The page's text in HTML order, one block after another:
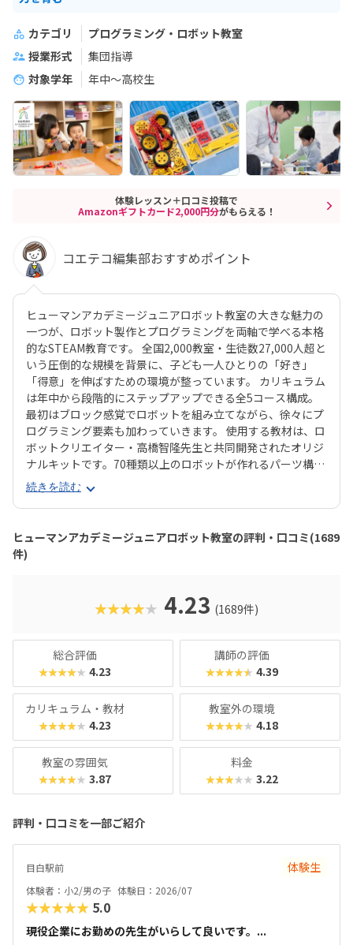
カテゴリ
プログラミング・ロボット教室
授業形式
集団指導
対象学年
年中～高校生
体験レッスン＋口コミ投稿で
Amazonギフトカード2,000円分がもらえる！
コエテコ編集部おすすめポイント
ヒューマンアカデミージュニアロボット教室の大きな魅力の
一つが、ロボット製作とプログラミングを両軸で学べる本格
的なSTEAM教育です。 全国2,000教室・生徒数27,000人超と
いう圧倒的な規模を背景に、子ども一人ひとりの「好き」
「得意」を伸ばすための環境が整っています。 カリキュラム
は年中から段階的にステップアップできる全5コース構成。
最初はブロック感覚でロボットを組み立てながら、徐々にプ
ログラミング要素も加わっていきます。 使用する教材は、ロ
ボットクリエイター・高橋智隆先生と共同開発されたオリジ
ナルキットです。70種類以上のロボットが作れるパーツ構成
で、飽きずに続けやすい点も特徴です。 月2回の90分授業で
は、ロボットを完成させる「基本製作」と、オリジナル改造
に挑戦する「応用実践」を繰り返す設計。子どもたちは毎
回、新しい達成感と成長を実感できる仕組みになっていま
す。 自ら考え、試行錯誤しながらロボットを動かす経験は、
創造力や論理的思考力を育むだけでなく、学ぶ楽しさそのも
続きを読む
ヒューマンアカデミージュニアロボット教室の評判・口コミ(1689
件)
★★★★★ 4.23 (1689件)
総合評価
★★★★★ 4.23
講師の評価
★★★★★ 4.39
カリキュラム・教材
★★★★★ 4.23
教室外の環境
★★★★★ 4.18
教室の雰囲気
★★★★★ 3.87
料金
★★★★★ 3.22
評判・口コミを一部ご紹介
目白駅前 体験生
体験者：小2/男の子 体験日：2026/07
★★★★★ 5.0
現役企業にお勤めの先生がいらして良いです。...